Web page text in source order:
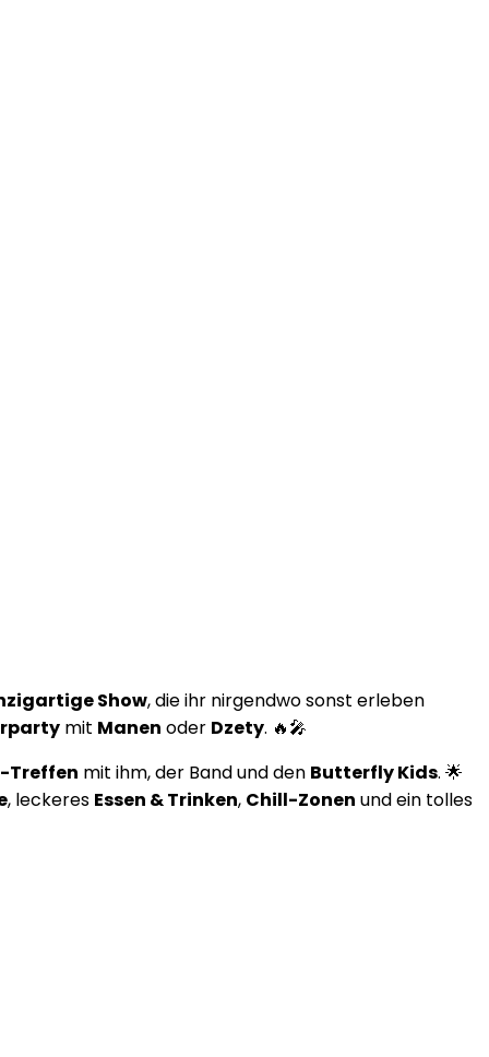
Show, die ihr nirgendwo sonst erleben
mit Manen oder Dzety. 🔥🎤
Treffen mit ihm, der Band und den Butterfly Kids. 🌟
, leckeres Essen & Trinken, Chill-Zonen und ein tolles